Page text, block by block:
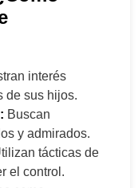
interés
de sus hijos.
Buscan
y admirados.
tácticas de
el control.